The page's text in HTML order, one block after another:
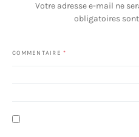
Votre adresse e-mail ne
obligatoires
COMMENTAIRE *